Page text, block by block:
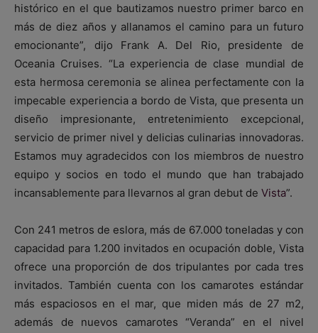
histórico en el que bautizamos nuestro primer barco en
más de diez años y allanamos el camino para un futuro
emocionante”, dijo Frank A. Del Rio, presidente de
Oceania Cruises. “La experiencia de clase mundial de
esta hermosa ceremonia se alinea perfectamente con la
impecable experiencia a bordo de Vista, que presenta un
diseño impresionante, entretenimiento excepcional,
servicio de primer nivel y delicias culinarias innovadoras.
Estamos muy agradecidos con los miembros de nuestro
equipo y socios en todo el mundo que han trabajado
incansablemente para llevarnos al gran debut de Vista”.
Con 241 metros de eslora, más de 67.000 toneladas y con
capacidad para 1.200 invitados en ocupación doble, Vista
ofrece una proporción de dos tripulantes por cada tres
invitados. También cuenta con los camarotes estándar
más espaciosos en el mar, que miden más de 27 m2,
además de nuevos camarotes “Veranda” en el nivel